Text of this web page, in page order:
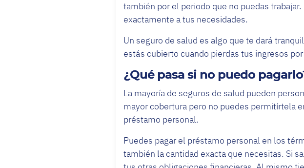
también por el periodo que no puedas
exactamente a tus necesidades.
Un seguro de salud es algo que te dará
estás cubierto cuando pierdas tus ingresos
¿Qué pasa si no puedo
La mayoría de seguros de salud pueden
mayor cobertura pero no puedes permitírtela
préstamo personal.
Puedes pagar el préstamo personal en los
también la cantidad exacta que necesitas. Si